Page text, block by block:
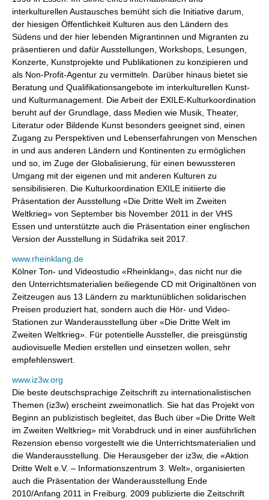
interkulturellen Austausches bemüht sich die Initiative darum,
der hiesigen Öffentlichkeit Kulturen aus den Ländern des
Südens und der hier lebenden Migrantinnen und Migranten zu
präsentieren und dafür Ausstellungen, Workshops, Lesungen,
Konzerte, Kunstprojekte und Publikationen zu konzipieren und
als Non-Profit-Agentur zu vermitteln. Darüber hinaus bietet sie
Beratung und Qualifikationsangebote im interkulturellen Kunst-
und Kulturmanagement. Die Arbeit der EXILE-Kulturkoordination
beruht auf der Grundlage, dass Medien wie Musik, Theater,
Literatur oder Bildende Kunst besonders geeignet sind, einen
Zugang zu Perspektiven und Lebenserfahrungen von Menschen
in und aus anderen Ländern und Kontinenten zu ermöglichen
und so, im Zuge der Globalisierung, für einen bewussteren
Umgang mit der eigenen und mit anderen Kulturen zu
sensibilisieren. Die Kulturkoordination EXILE initiierte die
Präsentation der Ausstellung «Die Dritte Welt im Zweiten
Weltkrieg» von September bis November 2011 in der VHS
Essen und unterstützte auch die Präsentation einer englischen
Version der Ausstellung in Südafrika seit 2017.
www.rheinklang.de
Kölner Ton- und Videostudio «Rheinklang», das nicht nur die
den Unterrichtsmaterialien beiliegende CD mit Originaltönen von
Zeitzeugen aus 13 Ländern zu marktunüblichen solidarischen
Preisen produziert hat, sondern auch die Hör- und Video-
Stationen zur Wanderausstellung über «Die Dritte Welt im
Zweiten Weltkrieg». Für potentielle Aussteller, die preisgünstig
audiovisuelle Medien erstellen und einsetzen wollen, sehr
empfehlenswert.
www.iz3w.org
Die beste deutschsprachige Zeitschrift zu internationalistischen
Themen (iz3w) erscheint zweimonatlich. Sie hat das Projekt von
Beginn an publizistisch begleitet, das Buch über «Die Dritte Welt
im Zweiten Weltkrieg» mit Vorabdruck und in einer ausführlichen
Rezension ebenso vorgestellt wie die Unterrichtsmaterialien und
die Wanderausstellung. Die Herausgeber der iz3w, die «Aktion
Dritte Welt e.V. – Informationszentrum 3. Welt», organisierten
auch die Präsentation der Wanderausstellung Ende
2010/Anfang 2011 in Freiburg. 2009 publizierte die Zeitschrift